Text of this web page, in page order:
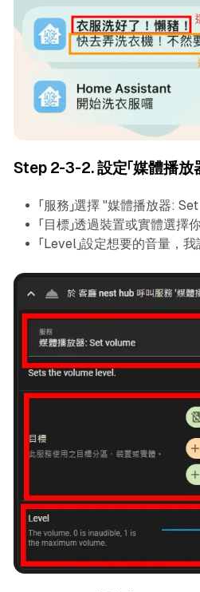
Step 2-3-2. 設定「媒體播放
「服務」選擇 "媒體播放器:
「目標」透過裝置或實體選擇
「Level」設定想要的音量，